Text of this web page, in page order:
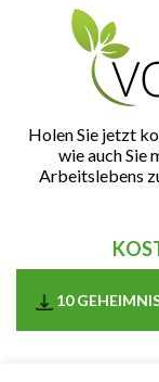
Holen Sie jetzt
wie auch Sie
Arbeitslebens
10